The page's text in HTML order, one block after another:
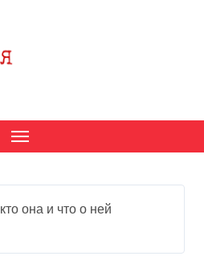
кто она и что о ней